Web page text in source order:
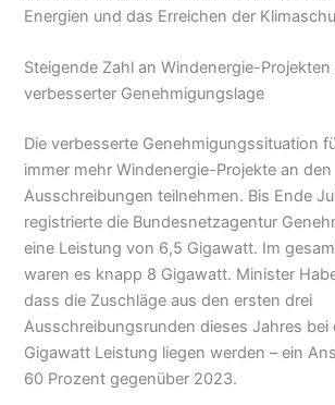
Energien und das Erreichen der
Steigende Zahl an Windenergie-
verbesserter Genehmigungslage
Die verbesserte Genehmigungssituation
immer mehr Windenergie-Projekte an den
Ausschreibungen teilnehmen. Bis Ende
registrierte die Bundesnetzagentur
eine Leistung von 6,5 Gigawatt. Im
waren es knapp 8 Gigawatt. Minister
dass die Zuschläge aus den ersten drei
Ausschreibungsrunden dieses Jahres bei
Gigawatt Leistung liegen werden – ein
60 Prozent gegenüber 2023.